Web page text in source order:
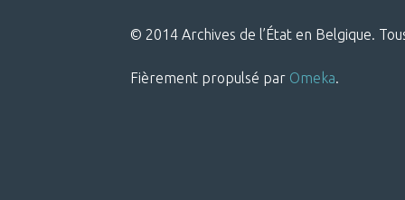
© 2014 Archives de l’État en Belgique.
Fièrement propulsé par Omeka.